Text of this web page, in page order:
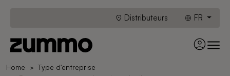
Distributeurs FR
Home
Type d'entreprise